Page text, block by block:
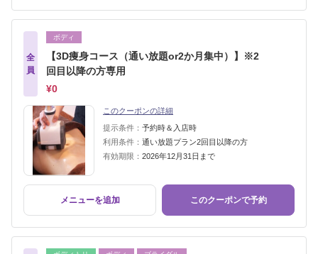
全
員
ボディ
【3D痩身コース（通い放題or2か月集中）】※2
回目以降の方専用
¥0
このクーポンの詳細
提示条件： 予約時＆入店時
利用条件： 通い放題プラン2回目以降の方
有効期限： 2026年12月31日まで
メニューを追加 このクーポンで予約